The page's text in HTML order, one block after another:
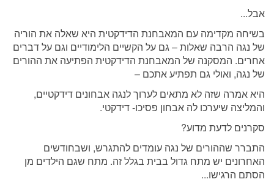
אבל...
בשיחה מקדימה עם המאבחנת הדידקטית היא שאלה את הוריה
של נגה הרבה שאלות – גם על הקשיים הלימודיים וגם על דברים
אחרים. המסקנה של המאבחנת הדידקטית הפתיעה את ההורים
של נגה, ואולי גם תפתיע אתכם –
היא אמרה שזה לא מתאים לערוך לנגה אבחונים דידקטיים,
והמליצה שיערכו לה אבחון פסיכו- דידקטי.
סקרנים לדעת מדוע?
התברר שההורים של נגה עומדים להתגרש, ושבחודשים
האחרונים יש מתח גדול בבית בגלל זה. מתח שגם הילדים מן
הסתם הרגישו...